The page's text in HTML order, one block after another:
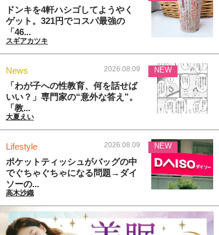
ドンキを4軒ハシゴしてようやく
ゲット。321円でコスパ最強の
「46...
スギアカツキ
News 2026.08.09
「わが子への性教育、何を話せば
いい？」専門家の“意外な答え”。
「教...
大夏えい
NEW
Lifestyle 2026.08.09
ポケットティッシュがバッグの中
でぐちゃぐちゃになる問題→ダイ
ソーの...
高木沙織
NEW